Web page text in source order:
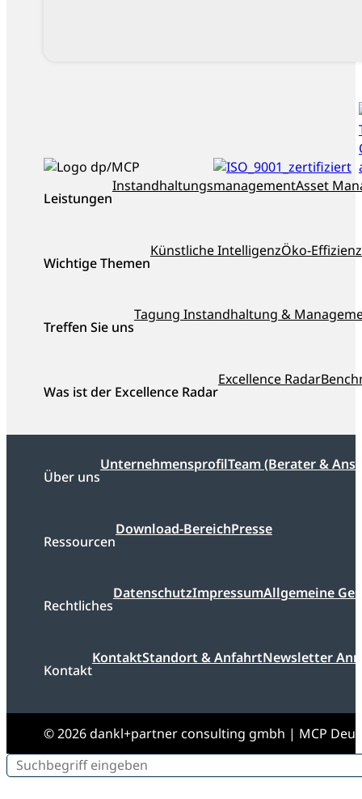
ISO_9001_zertifiziert
dankl+partner
als
Österreichs
Leistungen
InstandhaltungsmanagementAsset
Wichtige Themen
Künstliche IntelligenzÖko-Effizienz
Treffen Sie uns
Tagung Instandhaltung &
Was ist der Excellence Radar
Excellence Radar
Über uns
UnternehmensprofilTeam (Berater &
Ressourcen
Download-BereichPresse
Rechtliches
DatenschutzImpressumAllgemeine
Kontakt
KontaktStandort & AnfahrtNewsletter
© 2026 dankl+partner consulting gmbh | MCP